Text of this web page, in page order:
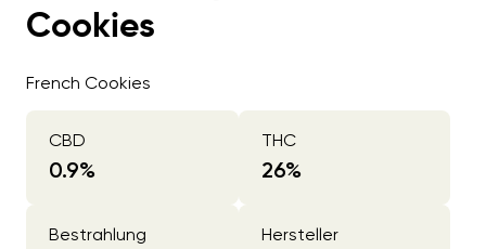
Cookies
French Cookies
CBD
0.9%
THC
26%
Bestrahlung Hersteller